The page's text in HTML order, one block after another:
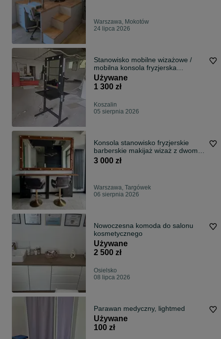
Warszawa, Mokotów
24 lipca 2026
Stanowisko mobilne wizażowe /
mobilna konsola fryzjerska
Hollywood Dual
Używane
1 300 zł
Koszalin
05 sierpnia 2026
Konsola stanowisko fryzjerskie
barberskie makijaż wizaż z dwoma
hokerami drewno
3 000 zł
Warszawa, Targówek
06 sierpnia 2026
Nowoczesna komoda do salonu
kosmetycznego
Używane
2 500 zł
Osielsko
08 lipca 2026
Parawan medyczny, lightmed
Używane
100 zł